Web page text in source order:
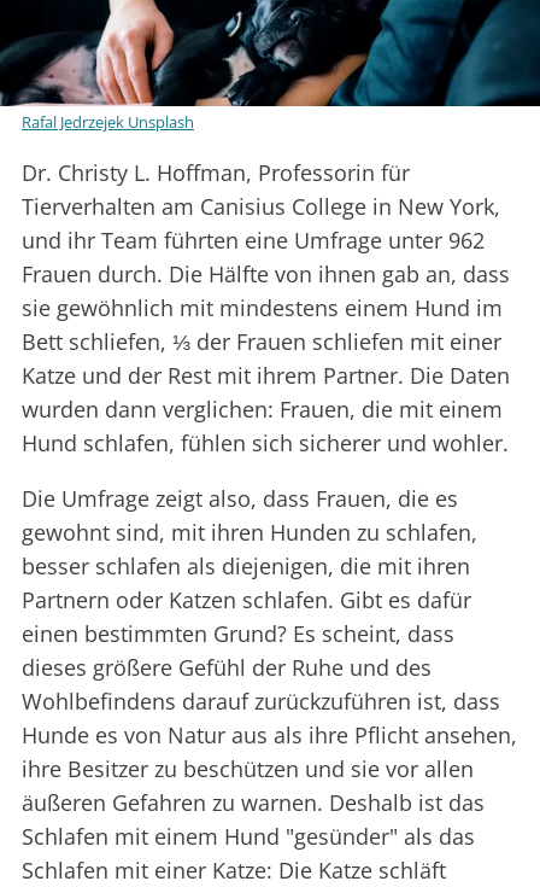
Rafal Jedrzejek Unsplash
Dr. Christy L. Hoffman, Professorin für
Tierverhalten am Canisius College in New York,
und ihr Team führten eine Umfrage unter 962
Frauen durch. Die Hälfte von ihnen gab an, dass
sie gewöhnlich mit mindestens einem Hund im
Bett schliefen, ⅓ der Frauen schliefen mit einer
Katze und der Rest mit ihrem Partner. Die Daten
wurden dann verglichen: Frauen, die mit einem
Hund schlafen, fühlen sich sicherer und wohler.
Die Umfrage zeigt also, dass Frauen, die es
gewohnt sind, mit ihren Hunden zu schlafen,
besser schlafen als diejenigen, die mit ihren
Partnern oder Katzen schlafen. Gibt es dafür
einen bestimmten Grund? Es scheint, dass
dieses größere Gefühl der Ruhe und des
Wohlbefindens darauf zurückzuführen ist, dass
Hunde es von Natur aus als ihre Pflicht ansehen,
ihre Besitzer zu beschützen und sie vor allen
äußeren Gefahren zu warnen. Deshalb ist das
Schlafen mit einem Hund "gesünder" als das
Schlafen mit einer Katze: Die Katze schläft